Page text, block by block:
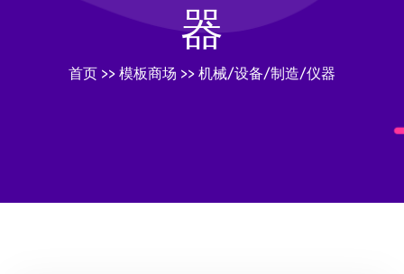
器
首页 >> 模板商场 >> 机械/设备/制造/仪器